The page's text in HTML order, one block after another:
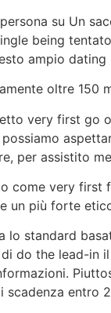
su Un
being
ampio
oltre
very first go
possiamo
per assistito
come very first
un più forte
lo standard
do the lead-in
scadenza entro